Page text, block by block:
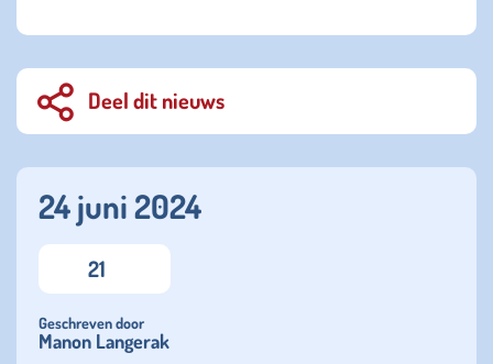
Deel dit nieuws
24 juni 2024
21
Geschreven door
Manon Langerak